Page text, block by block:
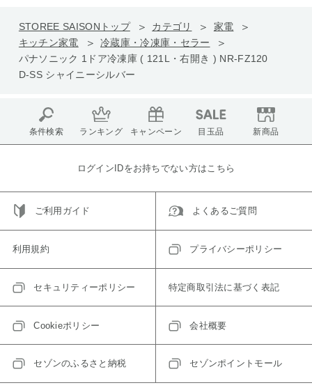
STOREE SAISONトップ カテゴリ
家電
キッチン家電
冷蔵庫・冷凍庫・セラー
パナソニック 1ドア冷凍庫 ( 121L・右開き ) NR-FZ120
D-SS シャイニーシルバー
条件検索 ランキング キャンペーン 目玉品 新商品
ログインIDをお持ちでない方はこちら
ご利用ガイド よくあるご質問
利用規約 プライバシーポリシー
セキュリティーポリシー 特定商取引法に基づく表記
Cookieポリシー 会社概要
セゾンのふるさと納税 セゾンポイントモール